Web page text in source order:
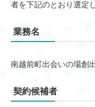
者を下記のとおり選定
業務名
南越前町出会いの場創
契約候補者